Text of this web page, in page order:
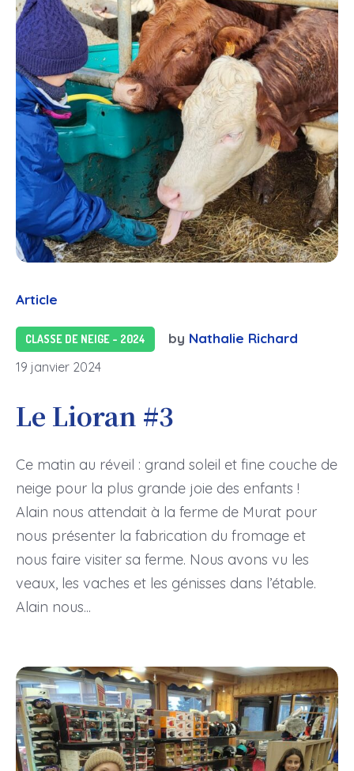
Article
CLASSE DE NEIGE - 2024 by Nathalie Richard
19 janvier 2024
Le Lioran #3
Ce matin au réveil : grand soleil et fine couche de
neige pour la plus grande joie des enfants !
Alain nous attendait à la ferme de Murat pour
nous présenter la fabrication du fromage et
nous faire visiter sa ferme. Nous avons vu les
veaux, les vaches et les génisses dans l’étable.
Alain nous...